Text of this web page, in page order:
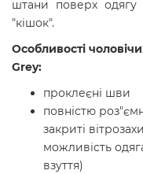
штани поверх одягу
"кішок".
Особливості
Grey:
проклеєні шви
повністю
закриті
можливість
взуття)